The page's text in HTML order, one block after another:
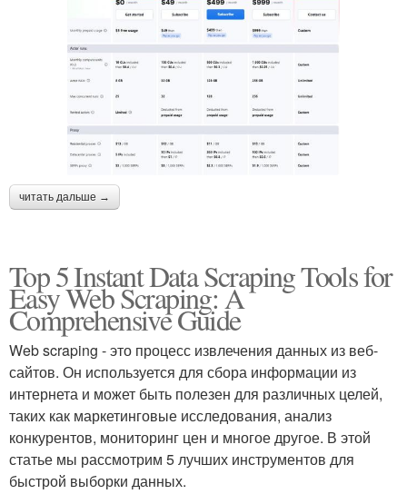
читать дальше →
Top 5 Instant Data Scraping Tools for
Easy Web Scraping: A
Comprehensive Guide
Web scraping - это процесс извлечения данных из веб-
сайтов. Он используется для сбора информации из
интернета и может быть полезен для различных целей,
таких как маркетинговые исследования, анализ
конкурентов, мониторинг цен и многое другое. В этой
статье мы рассмотрим 5 лучших инструментов для
быстрой выборки данных.